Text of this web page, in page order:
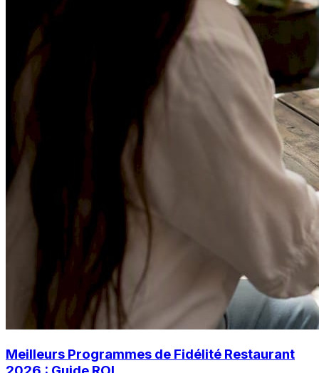
Meilleurs Programmes de Fidélité Restaurant